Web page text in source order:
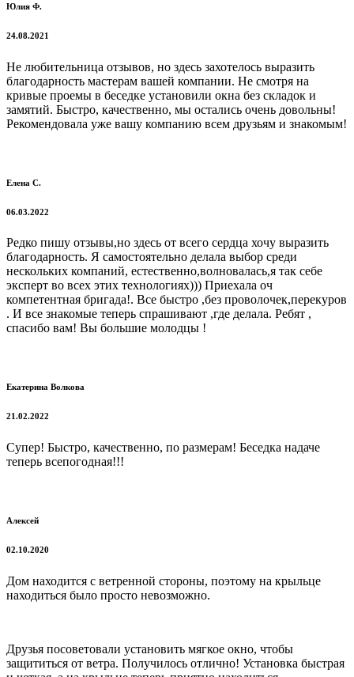
Юлия Ф.
24.08.2021
Не любительница отзывов, но здесь захотелось выразить
благодарность мастерам вашей компании. Не смотря на
кривые проемы в беседке установили окна без складок и
замятий. Быстро, качественно, мы остались очень довольны!
Рекомендовала уже вашу компанию всем друзьям и знакомым!
Елена С.
06.03.2022
Редко пишу отзывы,но здесь от всего сердца хочу выразить
благодарность. Я самостоятельно делала выбор среди
нескольких компаний, естественно,волновалась,я так себе
эксперт во всех этих технологиях))) Приехала оч
компетентная бригада!. Все быстро ,без проволочек,перекуров
. И все знакомые теперь спрашивают ,где делала. Ребят ,
спасибо вам! Вы большие молодцы !
Екатерина Волкова
21.02.2022
Супер! Быстро, качественно, по размерам! Беседка надаче
теперь всепогодная!!!
Алексей
02.10.2020
Дом находится с ветренной стороны, поэтому на крыльце
находиться было просто невозможно.
Друзья посоветовали установить мягкое окно, чтобы
защититься от ветра. Получилось отлично! Установка быстрая